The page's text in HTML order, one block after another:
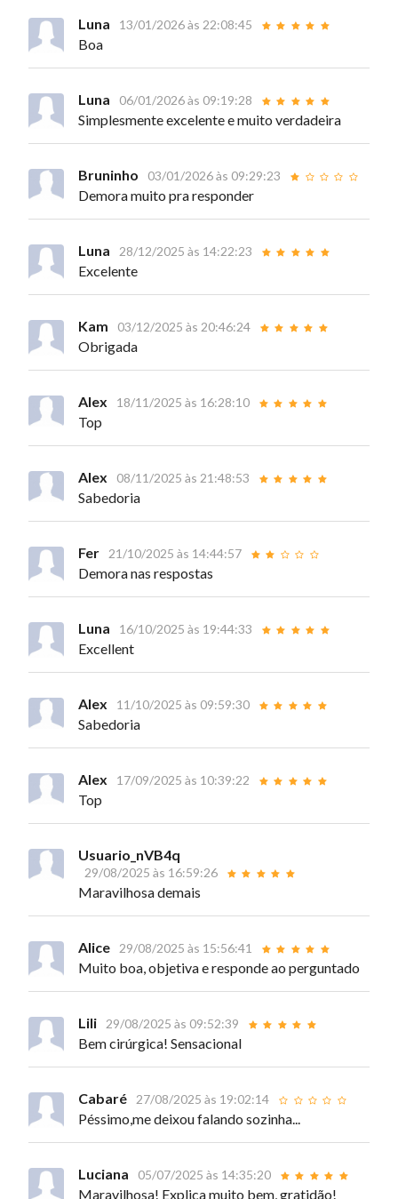
Luna 13/01/2026 às 22:08:45
Boa
Luna 06/01/2026 às 09:19:28
Simplesmente excelente e muito verdadeira
Bruninho 03/01/2026 às 09:29:23
Demora muito pra responder
Luna 28/12/2025 às 14:22:23
Excelente
Kam 03/12/2025 às 20:46:24
Obrigada
Alex 18/11/2025 às 16:28:10
Top
Alex 08/11/2025 às 21:48:53
Sabedoria
Fer 21/10/2025 às 14:44:57
Demora nas respostas
Luna 16/10/2025 às 19:44:33
Excellent
Alex 11/10/2025 às 09:59:30
Sabedoria
Alex 17/09/2025 às 10:39:22
Top
Usuario_nVB4q
29/08/2025 às 16:59:26
Maravilhosa demais
Alice 29/08/2025 às 15:56:41
Muito boa, objetiva e responde ao perguntado
Lili 29/08/2025 às 09:52:39
Bem cirúrgica! Sensacional
Cabaré 27/08/2025 às 19:02:14
Péssimo,me deixou falando sozinha...
Luciana 05/07/2025 às 14:35:20
Maravilhosa! Explica muito bem, gratidão!